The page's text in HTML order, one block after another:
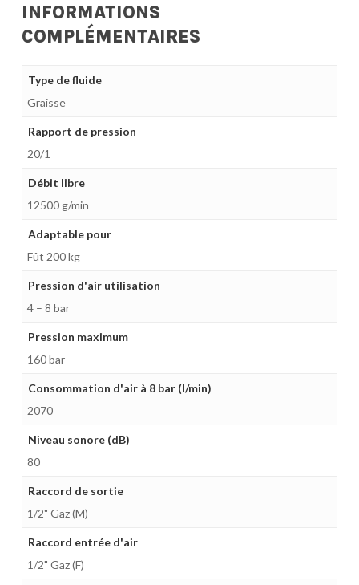
INFORMATIONS
COMPLÉMENTAIRES
Type de fluide
Graisse
Rapport de pression
20/1
Débit libre
12500 g/min
Adaptable pour
Fût 200 kg
Pression d'air utilisation
4 – 8 bar
Pression maximum
160 bar
Consommation d'air à 8 bar (l/min)
2070
Niveau sonore (dB)
80
Raccord de sortie
1/2" Gaz (M)
Raccord entrée d'air
1/2" Gaz (F)